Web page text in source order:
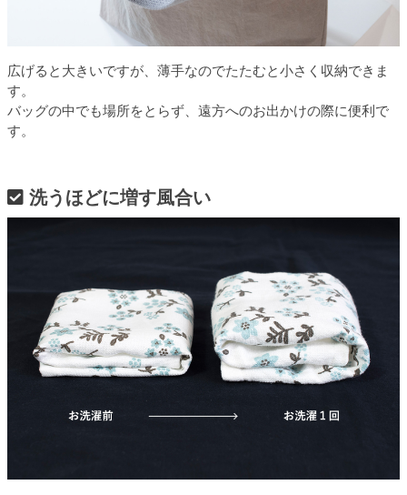
広げると大きいですが、薄手なのでたたむと小さく収納できま
す。
バッグの中でも場所をとらず、遠方へのお出かけの際に便利で
す。
洗うほどに増す風合い